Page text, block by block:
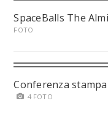
SpaceBalls The
FOTO
Conferenza stampa
4 FOTO